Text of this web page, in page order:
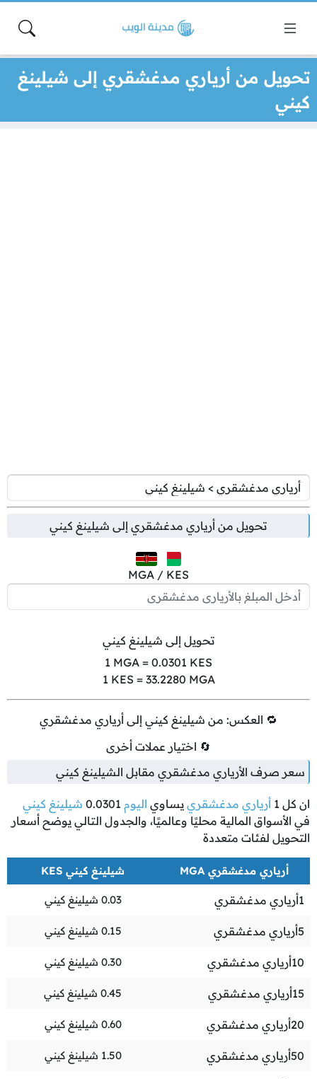
تحويل من أرياري مدغشقري إلى شيلينغ
كيني
تحويل من أرياري مدغشقري إلى شيلينغ كيني
MGA / KES
تحويل إلى شيلينغ كيني
1 MGA = 0.0301 KES
1 KES = 33.2280 MGA
🔁 العكس: من شيلينغ كيني إلى أرياري مدغشقري
🔄 اختيار عملات أخرى
سعر صرف الأرياري مدغشقري مقابل الشيلينغ كيني
ان كل 1 أرياري مدغشقري يساوي اليوم 0.0301 شيلينغ كيني
في الأسواق المالية محليًا وعالميًا، والجدول التالي يوضح أسعار
التحويل لفئات متعددة
أرياري مدغشقري MGA شيلينغ كيني KES
1أرياري مدغشقري 0.03 شيلينغ كيني
5أرياري مدغشقري 0.15 شيلينغ كيني
10أرياري مدغشقري 0.30 شيلينغ كيني
15أرياري مدغشقري 0.45 شيلينغ كيني
20أرياري مدغشقري 0.60 شيلينغ كيني
50أرياري مدغشقري 1.50 شيلينغ كيني